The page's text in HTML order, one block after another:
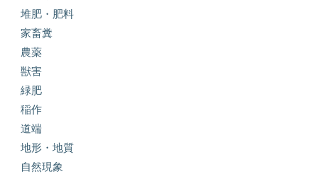
堆肥・肥料
家畜糞
農薬
獣害
緑肥
稲作
道端
地形・地質
自然現象